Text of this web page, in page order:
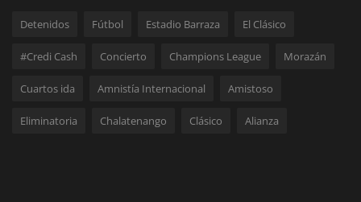
Detenidos Fútbol Estadio Barraza El Clásico
#Credi Cash Concierto Champions League Morazán
Cuartos ida Amnistía Internacional Amistoso
Eliminatoria Chalatenango Clásico Alianza